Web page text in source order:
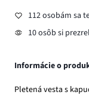
112 osobám sa
10 osôb si
Informácie o
Pletená vesta s